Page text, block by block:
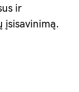
ir
įsisavinimą.